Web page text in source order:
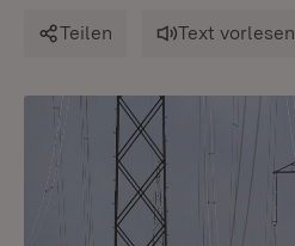
Teilen Text vorlesen